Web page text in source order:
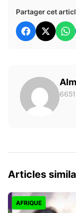
Partager cet
Articles
AFRIQUE